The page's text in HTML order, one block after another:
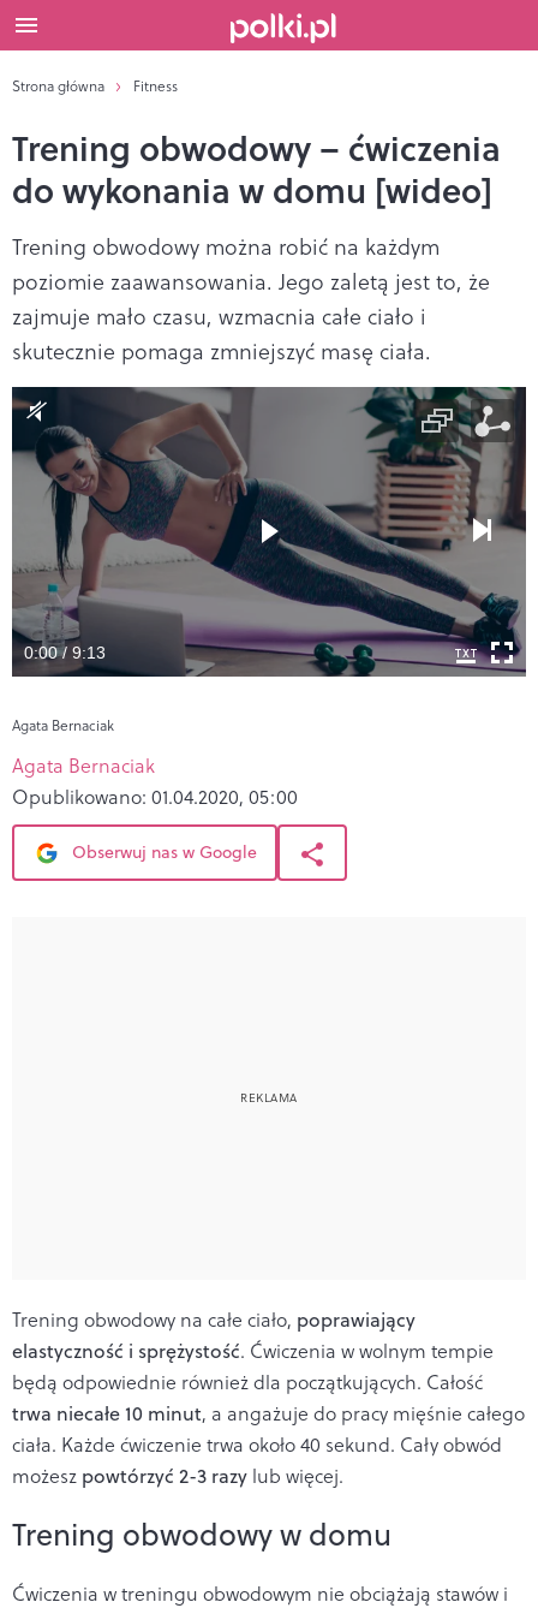
Strona główna Fitness
Trening obwodowy – ćwiczenia
do wykonania w domu [wideo]
Trening obwodowy można robić na każdym
poziomie zaawansowania. Jego zaletą jest to, że
zajmuje mało czasu, wzmacnia całe ciało i
skutecznie pomaga zmniejszyć masę ciała.
0:00 / 9:13
Agata Bernaciak
Agata Bernaciak
Opublikowano: 01.04.2020, 05:00
Obserwuj nas w Google
Trening obwodowy na całe ciało, poprawiający
elastyczność i sprężystość. Ćwiczenia w wolnym tempie
będą odpowiednie również dla początkujących. Całość
trwa niecałe 10 minut, a angażuje do pracy mięśnie całego
ciała. Każde ćwiczenie trwa około 40 sekund. Cały obwód
możesz powtórzyć 2-3 razy lub więcej.
Trening obwodowy w domu
Ćwiczenia w treningu obwodowym nie obciążają stawów i